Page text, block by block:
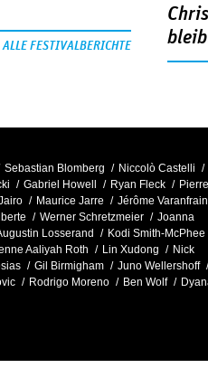
ALLE FESTIVALBERICHTE
Sebastian Blomberg
Niccolò Castelli
Gabriel Howell Ryan Fleck
Pierre
Maurice Jarre
Jérôme Va­ranfrain
Werner Schretzmeier
Joanna
Losserand
Kodi Smith-McPhee
Aaliyah Roth Lin Xudong
Nick
Gil Birmigham
Juno Wellershoff
Rodrigo Moreno Ben Wolf